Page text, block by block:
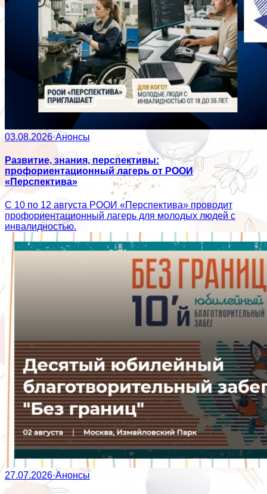
03.08.2026·Анонсы
Развитие, знания, перспективы:
профориентационный лагерь от РООИ
«Перспектива»
С 10 по 12 августа РООИ «Перспектива» проводит
профориентационный лагерь для молодых людей с
инвалидностью.
27.07.2026·Анонсы